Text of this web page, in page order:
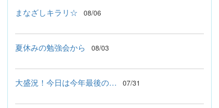
まなざしキラリ☆ 08/06
夏休みの勉強会から 08/03
大盛況！今日は今年最後の… 07/31